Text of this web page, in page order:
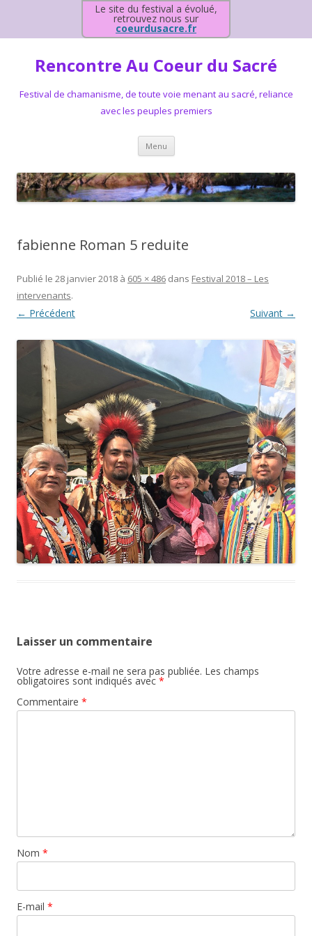
Le site du festival a évolué,
retrouvez nous sur
coeurdusacre.fr
Rencontre Au Coeur du Sacré
Festival de chamanisme, de toute voie menant au sacré, reliance
avec les peuples premiers
Menu Aller au contenu principal
fabienne Roman 5 reduite
Publié le 28 janvier 2018 à 605 × 486 dans Festival 2018 – Les
intervenants.
← Précédent Suivant →
Laisser un commentaire
Votre adresse e-mail ne sera pas publiée. Les champs
obligatoires sont indiqués avec *
Commentaire *
Nom *
E-mail *